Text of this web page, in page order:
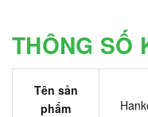
THÔNG SỐ
Tên sản
phẩm